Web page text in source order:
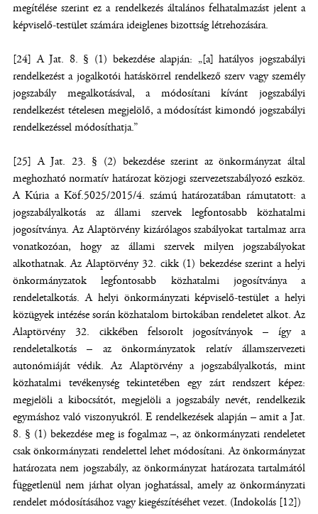
megítélése szerint ez a rendelkezés általános felhatalmazást jelent a
képviselő-testület számára ideiglenes bizottság létrehozására.
[24] A Jat. 8. § (1) bekezdése alapján: „[a] hatályos jogszabályi
rendelkezést a jogalkotói hatáskörrel rendelkező szerv vagy személy
jogszabály megalkotásával, a módosítani kívánt jogszabályi
rendelkezést tételesen megjelölő, a módosítást kimondó jogszabályi
rendelkezéssel módosíthatja.”
[25] A Jat. 23. § (2) bekezdése szerint az önkormányzat által
meghozható normatív határozat közjogi szervezetszabályozó eszköz.
A Kúria a Köf.5025/2015/4. számú határozatában rámutatott: a
jogszabályalkotás az állami szervek legfontosabb közhatalmi
jogosítványa. Az Alaptörvény kizárólagos szabályokat tartalmaz arra
vonatkozóan, hogy az állami szervek milyen jogszabályokat
alkothatnak. Az Alaptörvény 32. cikk (1) bekezdése szerint a helyi
önkormányzatok legfontosabb közhatalmi jogosítványa a
rendeletalkotás. A helyi önkormányzati képviselő-testület a helyi
közügyek intézése során közhatalom birtokában rendeletet alkot. Az
Alaptörvény 32. cikkében felsorolt jogosítványok – így a
rendeletalkotás – az önkormányzatok relatív államszervezeti
autonómiáját védik. Az Alaptörvény a jogszabályalkotás, mint
közhatalmi tevékenység tekintetében egy zárt rendszert képez:
megjelöli a kibocsátót, megjelöli a jogszabály nevét, rendelkezik
egymáshoz való viszonyukról. E rendelkezések alapján – amit a Jat.
8. § (1) bekezdése meg is fogalmaz –, az önkormányzati rendeletet
csak önkormányzati rendelettel lehet módosítani. Az önkormányzat
határozata nem jogszabály, az önkormányzat határozata tartalmától
függetlenül nem járhat olyan joghatással, amely az önkormányzati
rendelet módosításához vagy kiegészítéséhet vezet. (Indokolás [12])